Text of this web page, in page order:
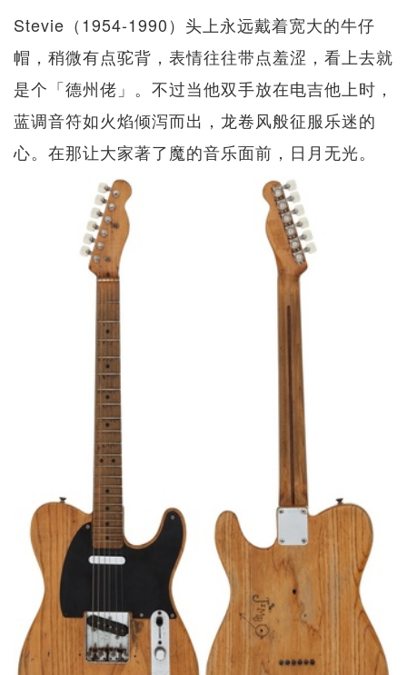
Stevie（1954-1990）头上永远戴着宽大的牛仔
帽，稍微有点驼背，表情往往带点羞涩，看上去就
是个「德州佬」。不过当他双手放在电吉他上时，
蓝调音符如火焰倾泻而出，龙卷风般征服乐迷的
心。在那让大家著了魔的音乐面前，日月无光。